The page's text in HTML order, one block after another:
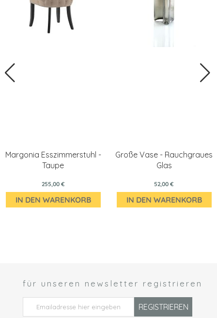
Margonia Esszimmerstuhl -
Taupe
255,00 €
IN DEN WARENKORB
Große Vase - Rauchgraues
Glas
52,00 €
IN DEN WARENKORB
für unseren newsletter registrieren
REGISTRIEREN